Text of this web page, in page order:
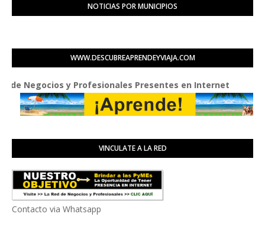
NOTICIAS POR MUNICIPIOS
WWW.DESCUBREAPRENDEYVIAJA.COM
y Profesionales Presentes en Internet
VINCULATE A LA RED
Contacto via Whatsapp